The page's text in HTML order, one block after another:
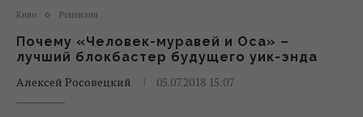
Кино Рецензии
Почему «Человек-муравей и Оса» –
лучший блокбастер будущего уик-энда
Алексей Росовецкий
05.07.2018 15:07